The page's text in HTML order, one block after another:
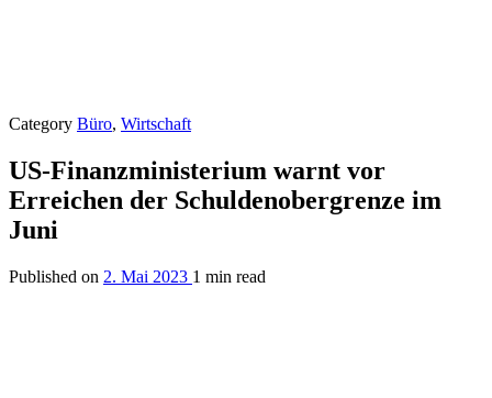
Category Büro, Wirtschaft
US-Finanzministerium warnt vor
Erreichen der Schuldenobergrenze im
Juni
Published on 2. Mai 2023 1 min read